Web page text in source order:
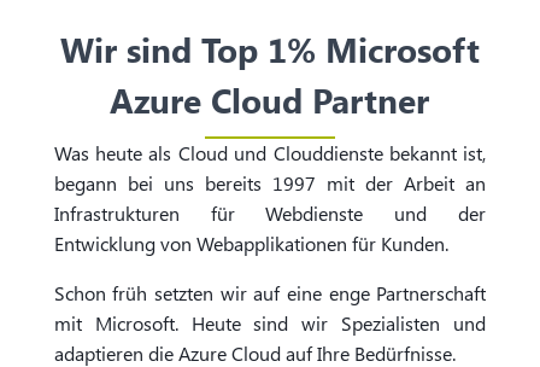
Wir sind Top 1% Microsoft
Azure Cloud Partner
Was heute als Cloud und Clouddienste bekannt ist,
begann bei uns bereits 1997 mit der Arbeit an
Infrastrukturen für Webdienste und der
Entwicklung von Webapplikationen für Kunden.
Schon früh setzten wir auf eine enge Partnerschaft
mit Microsoft. Heute sind wir Spezialisten und
adaptieren die Azure Cloud auf Ihre Bedürfnisse.